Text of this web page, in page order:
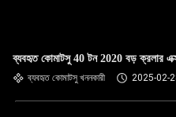
ব্যবহৃত কোমাটসু 40 টন 2020 বড় ক্রলার
ব্যবহৃত কোমাটসু খননকারী 2025-02-